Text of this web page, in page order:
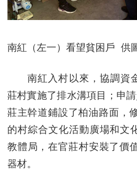
南紅（左一）看望貧困戶 供
南紅入村以來，協調資
莊村實施了排水溝項目；申
莊主幹道鋪設了柏油路面，
的村綜合文化活動廣場和文
教體局，在官莊村安裝了價
器材。